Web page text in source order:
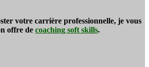
votre carrière professionnelle, je vous
offre de coaching soft skills.